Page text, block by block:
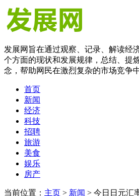
发展网旨在通过观察、记录、解读经
个方面的现状和发展规律，总结、提
念，帮助网民在激烈复杂的市场竞争
首页
新闻
经济
科技
招聘
旅游
美食
娱乐
房产
当前位置： 主页 > 新闻 > 今日日元汇